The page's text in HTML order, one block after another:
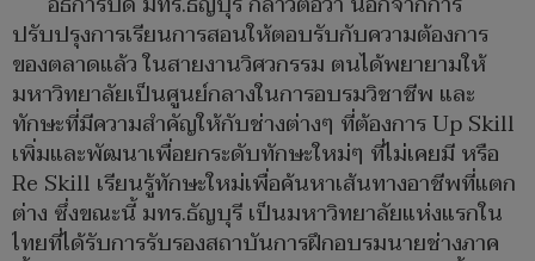
ปรับปรุงการเรียนการสอนให้ตอบรับกับความต้องการ
ของตลาดแล้ว ในสายงานวิศวกรรม ตนได้พยายามให้
มหาวิทยาลัยเป็นศูนย์กลางในการอบรมวิชาชีพ และ
ทักษะที่มีความสำคัญให้กับช่างต่างๆ ที่ต้องการ Up Skill
เพิ่มและพัฒนาเพื่อยกระดับทักษะใหม่ๆ ที่ไม่เคยมี หรือ
Re Skill เรียนรู้ทักษะใหม่เพื่อค้นหาเส้นทางอาชีพที่แตก
ต่าง ซึ่งขณะนี้ มทร.ธัญบุรี เป็นมหาวิทยาลัยแห่งแรกใน
ไทยที่ได้รับการรับรองสถาบันการฝึกอบรมนายช่างภาค